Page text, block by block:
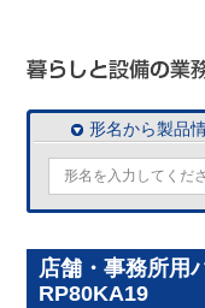
形名から製品
店舗・事務所用
RP80KA19